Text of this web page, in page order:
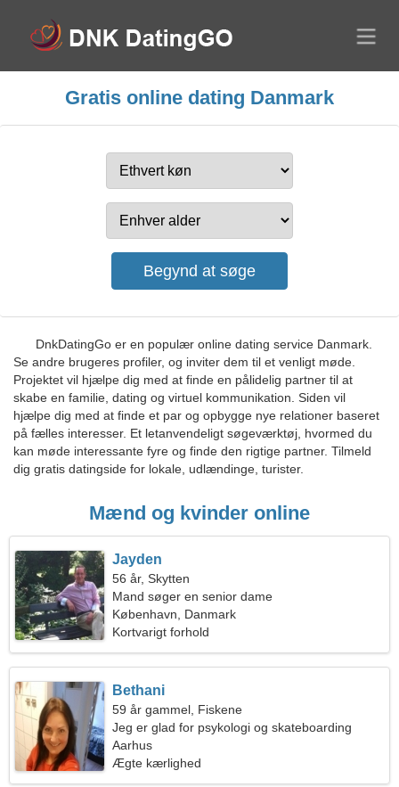
Gratis online dating Danmark
DnkDatingGo er en populær online dating service Danmark.
Se andre brugeres profiler, og inviter dem til et venligt møde.
Projektet vil hjælpe dig med at finde en pålidelig partner til at
skabe en familie, dating og virtuel kommunikation. Siden vil
hjælpe dig med at finde et par og opbygge nye relationer baseret
på fælles interesser. Et letanvendeligt søgeværktøj, hvormed du
kan møde interessante fyre og finde den rigtige partner. Tilmeld
dig gratis datingside for lokale, udlændinge, turister.
Mænd og kvinder online
Jayden
56 år, Skytten
Mand søger en senior dame
København, Danmark
Kortvarigt forhold
Bethani
59 år gammel, Fiskene
Jeg er glad for psykologi og skateboarding
Aarhus
Ægte kærlighed